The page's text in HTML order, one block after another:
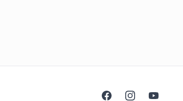
FacebookInstagramYouTube